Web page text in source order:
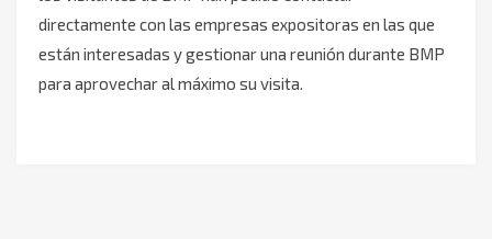
directamente con las empresas expositoras en las que
están interesadas y gestionar una reunión durante BMP
para aprovechar al máximo su visita.